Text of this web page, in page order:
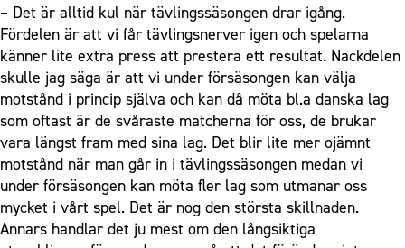
– Det är alltid kul när tävlingssäsongen drar igång.
Fördelen är att vi får tävlingsnerver igen och spelarna
känner lite extra press att prestera ett resultat. Nackdelen
skulle jag säga är att vi under försäsongen kan välja
motstånd i princip själva och kan då möta bl.a danska lag
som oftast är de svåraste matcherna för oss, de brukar
vara längst fram med sina lag. Det blir lite mer ojämnt
motstånd när man går in i tävlingssäsongen medan vi
under försäsongen kan möta fler lag som utmanar oss
mycket i vårt spel. Det är nog den största skillnaden.
Annars handlar det ju mest om den långsiktiga